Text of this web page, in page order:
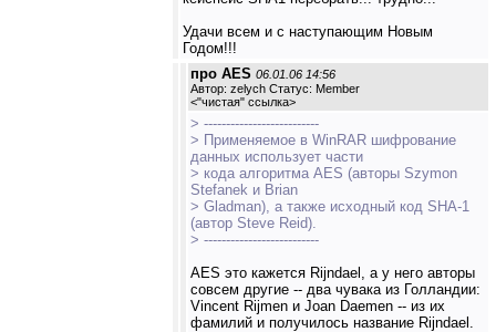
Удачи всем и с наступающим Новым
Годом!!!
про AES 06.01.06 14:56
Автор: zelych Статус: Member
<"чистая" ссылка>
> --------------------------
> Применяемое в WinRAR шифрование
данных использует части
> кода алгоритма AES (авторы Szymon
Stefanek и Brian
> Gladman), а также исходный код SHA-1
(автор Steve Reid).
> --------------------------
AES это кажется Rijndael, а у него авторы
совсем другие -- два чувака из Голландии:
Vincent Rijmen и Joan Daemen -- из их
фамилий и получилось название Rijndael.